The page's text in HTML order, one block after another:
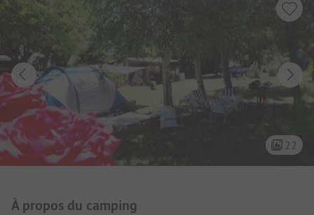
22
Présentation du camping
À propos du camping